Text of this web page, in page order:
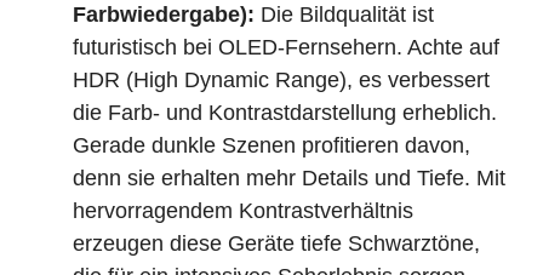
Farbwiedergabe): Die Bildqualität ist
futuristisch bei OLED-Fernsehern. Achte auf
HDR (High Dynamic Range), es verbessert
die Farb- und Kontrastdarstellung erheblich.
Gerade dunkle Szenen profitieren davon,
denn sie erhalten mehr Details und Tiefe. Mit
hervorragendem Kontrastverhältnis
erzeugen diese Geräte tiefe Schwarztöne,